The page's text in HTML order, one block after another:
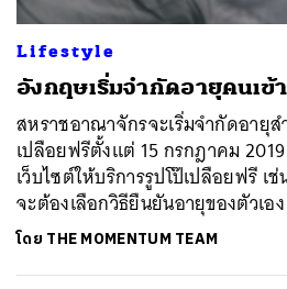
Lifestyle
อังกฤษเริ่มจำกัดอายุคนเข้
สหราชอาณาจักรจะเริ่มจำกัดอายุส
เปลือยฟรีตั้งแต่ 15 กรกฎาคม
เว็บไซต์ให้บริการรูปโป๊เปลือยฟรี เ
จะต้องเลือกวิธียืนยันอายุของตัวเอง
โดย THE MOMENTUM TEAM